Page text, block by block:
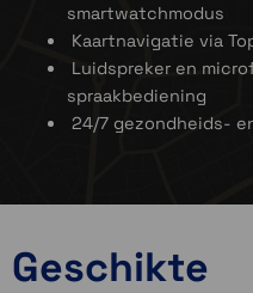
Dit hoogwaardige
voor duiken en
een metalen
smartwatchmodus
Kaartnavigatie via
Luidspreker en
spraakbediening
24/7 gezondheids-
Geschikte